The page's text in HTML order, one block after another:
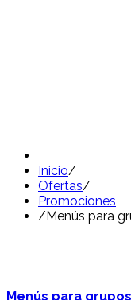
Inicio/
Ofertas/
Promociones
/ Menús para
Menús para grupos